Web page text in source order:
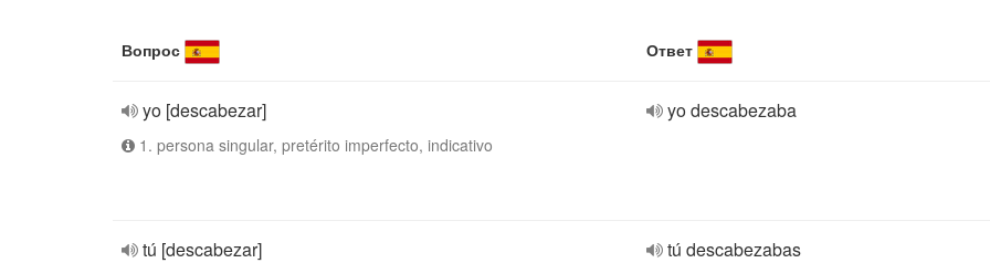
Вопрос Ответ
yo [descabezar]
1. persona singular, pretérito imperfecto, indicativo
yo descabezaba
tú [descabezar] tú descabezabas